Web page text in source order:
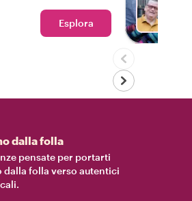
Esplora
dalla folla
pensate per portarti
dalla folla verso autentici